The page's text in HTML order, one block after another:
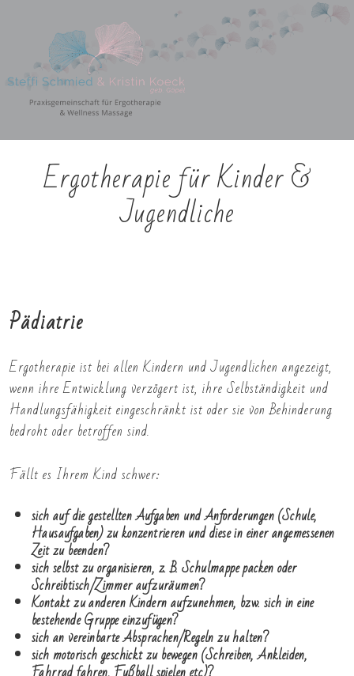
Ergotherapie für Kinder &
Jugendliche
Pädiatrie
Ergotherapie ist bei allen Kindern und Jugendlichen angezeigt,
wenn ihre Entwicklung verzögert ist, ihre Selbständigkeit und
Handlungsfähigkeit eingeschränkt ist oder sie von Behinderung
bedroht oder betroffen sind.
Fällt es Ihrem Kind schwer:
sich auf die gestellten Aufgaben und Anforderungen (Schule,
Hausaufgaben) zu konzentrieren und diese in einer angemessenen
Zeit zu beenden?
sich selbst zu organisieren, z. B. Schulmappe packen oder
Schreibtisch/Zimmer aufzuräumen?
Kontakt zu anderen Kindern aufzunehmen, bzw. sich in eine
bestehende Gruppe einzufügen?
sich an vereinbarte Absprachen/Regeln zu halten?
sich motorisch geschickt zu bewegen (Schreiben, Ankleiden,